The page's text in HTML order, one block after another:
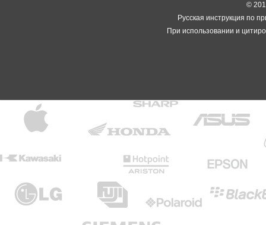
©
Русская инструкция по
При использовании и